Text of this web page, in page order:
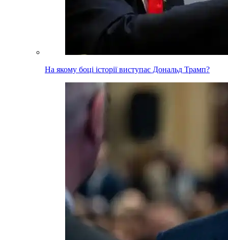
На якому боці історії виступає Дональд Трамп?